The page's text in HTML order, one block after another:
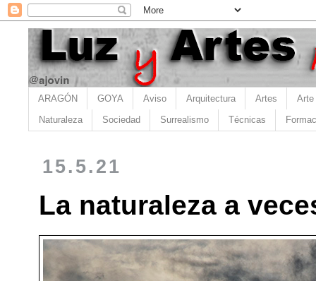
ARAGÓN GOYA Aviso Arquitectura Artes Arte
Naturaleza Sociedad Surrealismo Técnicas
15.5.21
La naturaleza a